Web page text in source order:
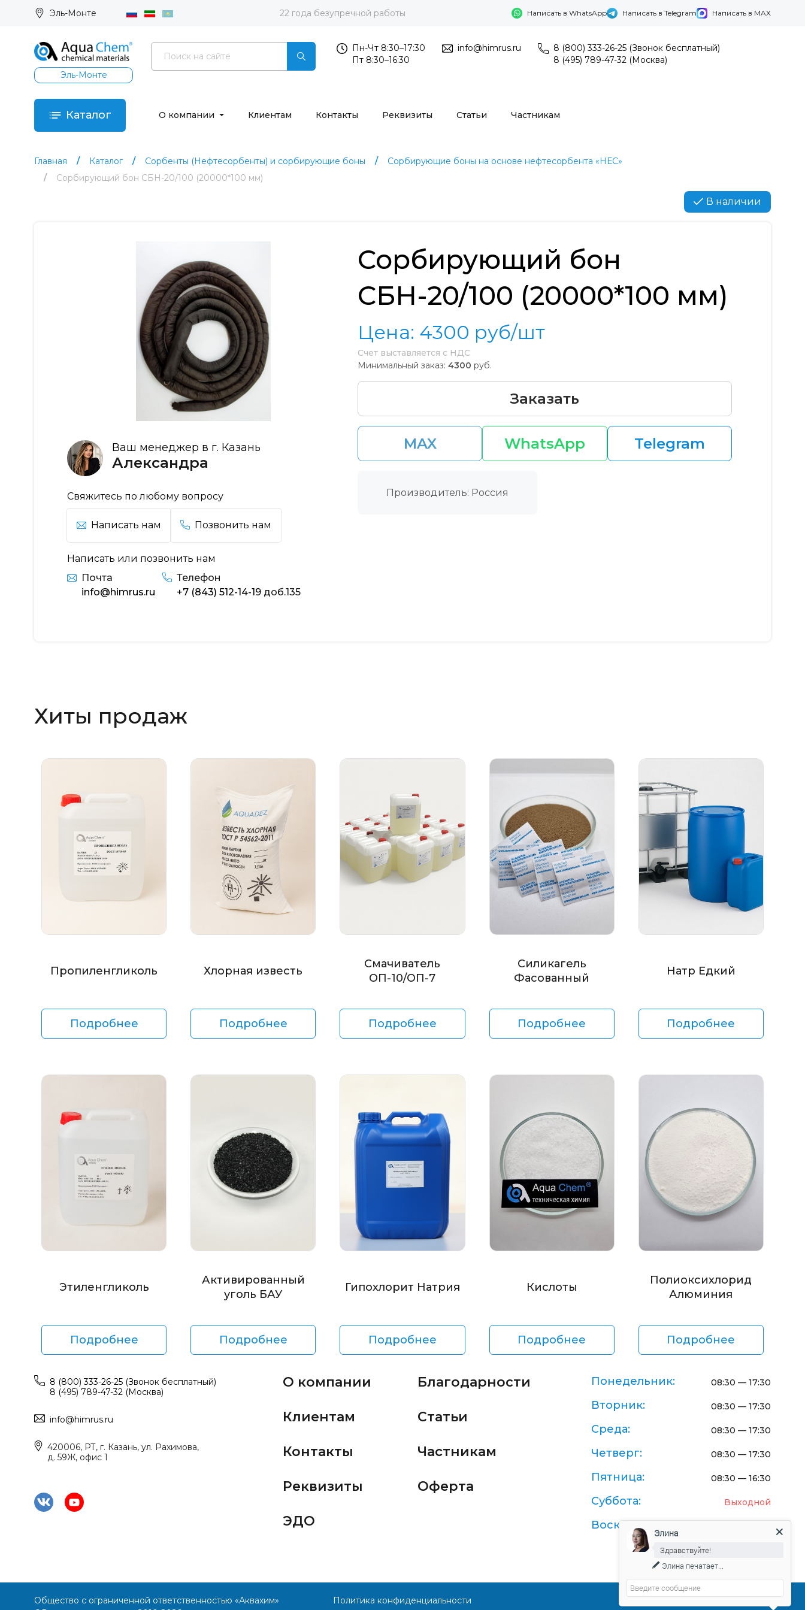
Эль-Монте 22 года безупречной работы Написать в WhatsApp Написать в Telegram Написать в MAX
Эль-Монте
Пн-Чт 8:30–17:30
Пт 8:30–16:30
info@himrus.ru
8 (800) 333-26-25 (Звонок бесплатный)
8 (495) 789-47-32 (Москва)
Каталог О компании Клиентам Контакты Реквизиты Статьи Частникам
Главная Каталог Сорбенты (Нефтесорбенты) и сорбирующие боны
Сорбирующие боны на основе нефтесорбента «НЕС»
Сорбирующий бон СБН-20/100 (20000*100 мм)
В наличии
Ваш менеджер в г. Казань
Александра
Свяжитесь по любому вопросу
Написать нам Позвонить нам
Написать или позвонить нам
Почта
info@himrus.ru
Телефон
+7 (843) 512-14-19 доб.135
Сорбирующий бон
СБН-20/100 (20000*100 мм)
Цена: 4300 руб/шт
Счет выставляется с НДС
Минимальный заказ: 4300 руб.
Заказать
MAX WhatsApp Telegram
Производитель: Россия
Хиты продаж
Пропиленгликоль
Подробнее
Хлорная известь
Подробнее
Смачиватель
ОП-10/ОП-7
Подробнее
Силикагель
Фасованный
Подробнее
Натр Едкий
Подробнее
Этиленгликоль
Подробнее
Активированный
уголь БАУ
Подробнее
Гипохлорит Натрия
Подробнее
Кислоты
Подробнее
Полиоксихлорид
Алюминия
Подробнее
8 (800) 333-26-25 (Звонок бесплатный)
8 (495) 789-47-32 (Москва)
info@himrus.ru
420006, РТ, г. Казань, ул. Рахимова,
д. 59Ж, офис 1
О компании
Клиентам
Контакты
Реквизиты
ЭДО
Благодарности
Статьи
Частникам
Оферта
Понедельник: 08:30 — 17:30
Вторник: 08:30 — 17:30
Среда: 08:30 — 17:30
Четверг: 08:30 — 17:30
Пятница: 08:30 — 16:30
Суббота: Выходной
Воскресенье:
Общество с ограниченной ответственностью «Аквахим»
Политика конфиденциальности
Элина
Здравствуйте!
Элина печатает...